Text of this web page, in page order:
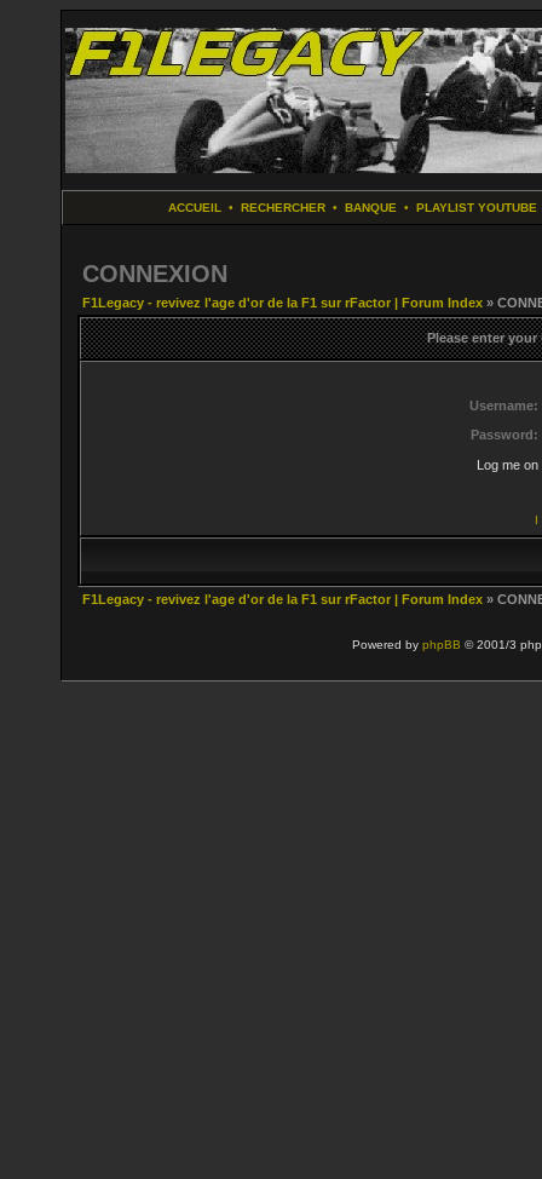
ACCUEIL • RECHERCHER• BANQUE • PLAYLIST YOUTUBE
CONNEXION
F1Legacy - revivez l'age d'or de la F1 sur rFactor | Forum Index »
Please enter
Username:
Password:
Log me
I
F1Legacy - revivez l'age d'or de la F1 sur rFactor | Forum Index »
Powered by phpBB © 2001/3